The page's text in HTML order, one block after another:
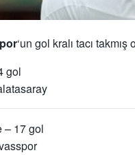
‘un gol kralı tacı
gol
– 17 gol